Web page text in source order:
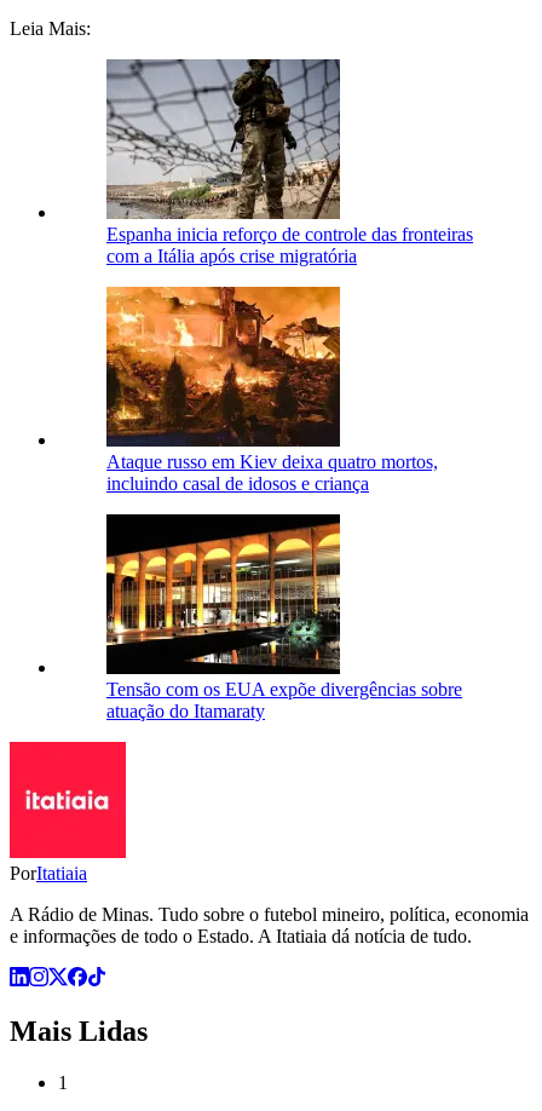
Leia Mais:
Espanha inicia reforço de controle das fronteiras
com a Itália após crise migratória
Ataque russo em Kiev deixa quatro mortos,
incluindo casal de idosos e criança
Tensão com os EUA expõe divergências sobre
atuação do Itamaraty
PorItatiaia
A Rádio de Minas. Tudo sobre o futebol mineiro, política, economia
e informações de todo o Estado. A Itatiaia dá notícia de tudo.
Mais Lidas
1